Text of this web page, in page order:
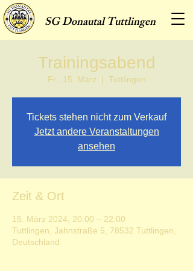
SGDonautal Tuttlingen
Trainingsabend
Fr., 15. März
  |
Tuttlingen
Tickets stehen nicht zum Verkauf
Jetzt andere Veranstaltungen
ansehen
Zeit & Ort
15. März 2024, 20:00 – 22:00
Tuttlingen, Jahnstraße 5, 78532 Tuttlingen,
Deutschland